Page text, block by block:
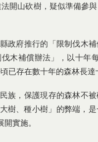
開山砍樹，疑似準備參
政府推行的「限制伐木
木補償辦法」，以十年
已存在數十年的森林長達
族，保護現存的森林不被
樹、種小樹」的弊端，是
實施。